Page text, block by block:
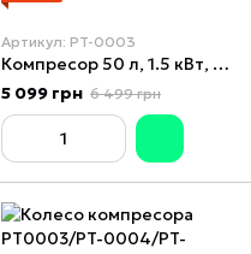
Артикул: PT-0003
Компресор 50 л, 1.5 кВт, 220 В, 8 атм, 206 л/хв. INTERTOOL PT-0003
5 099 грн 6 499 грн